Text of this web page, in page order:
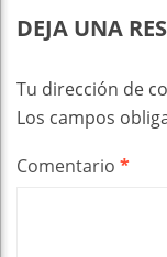
DEJA UNA
Tu dirección de
Los campos
Comentario *